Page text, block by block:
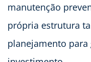
manutenção
própria estrutura
planejamento